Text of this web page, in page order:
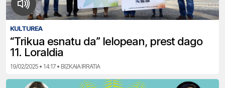
KULTUREA
“Trikua esnatu da” lelopean, prest dago
11. Loraldia
19/02/2025 • 14:17 • BIZKAIA IRRATIA